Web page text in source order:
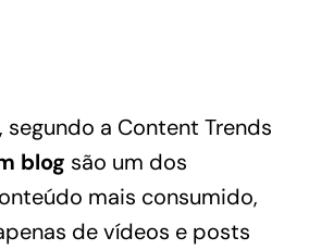
segundo a Content Trends
blog são um dos
mais consumido,
de vídeos e posts